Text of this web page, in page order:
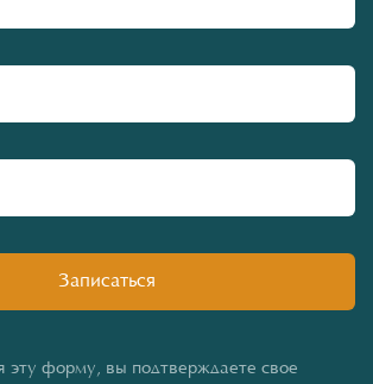
эту форму, вы подтверждаете свое